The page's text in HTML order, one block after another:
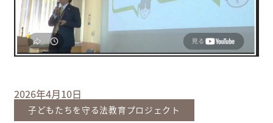
2026年4月10日
子どもたちを守る法教育プロジェクト